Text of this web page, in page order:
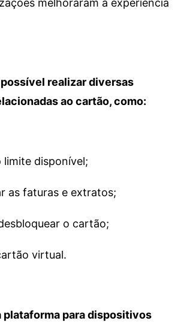
melhoraram a experiência
possível realizar diversas
ao cartão, como:
disponível;
as faturas e extratos;
o cartão;
virtual.
plataforma para dispositivos